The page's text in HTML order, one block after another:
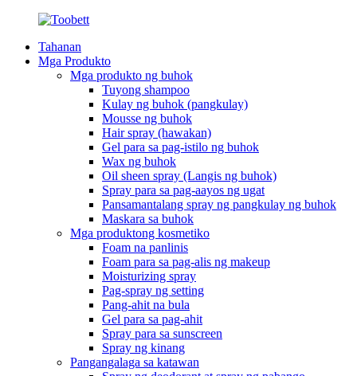
Tahanan
Mga Produkto
Mga produkto ng buhok
Tuyong shampoo
Kulay ng buhok (pangkulay)
Mousse ng buhok
Hair spray (hawakan)
Gel para sa pag-istilo ng buhok
Wax ng buhok
Oil sheen spray (Langis ng buhok)
Spray para sa pag-aayos ng ugat
Pansamantalang spray ng pangkulay ng buhok
Maskara sa buhok
Mga produktong kosmetiko
Foam na panlinis
Foam para sa pag-alis ng makeup
Moisturizing spray
Pag-spray ng setting
Pang-ahit na bula
Gel para sa pag-ahit
Spray para sa sunscreen
Spray ng kinang
Pangangalaga sa katawan